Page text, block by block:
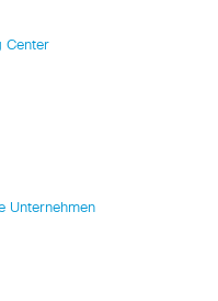
Center
Unternehmen